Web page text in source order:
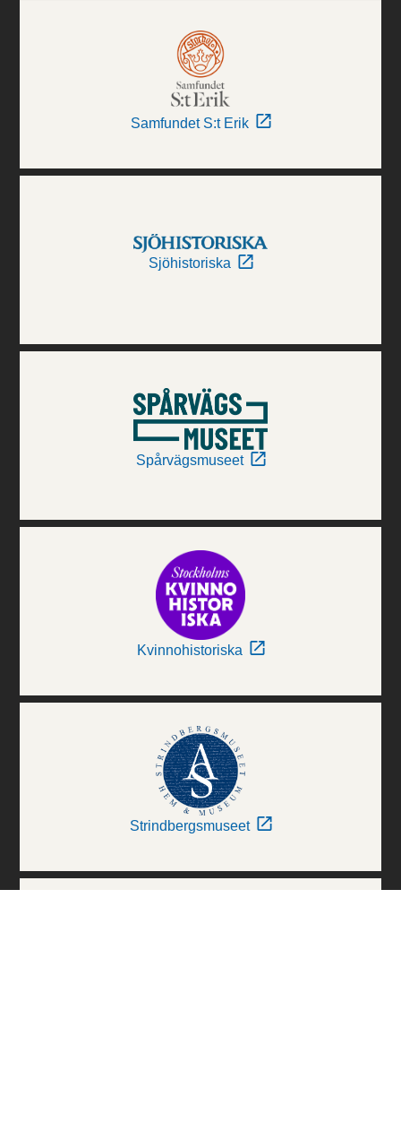
Samfundet S:t Erik
Sjöhistoriska
Spårvägsmuseet
Kvinnohistoriska
Strindbergsmuseet